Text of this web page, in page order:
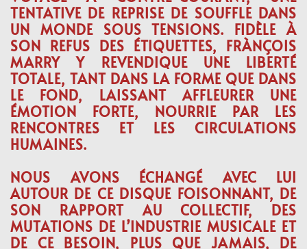
TENTATIVE DE REPRISE DE SOUFFLE DANS
UN MONDE SOUS TENSIONS. FIDÈLE À
SON REFUS DES ÉTIQUETTES, FRÀNÇOIS
MARRY Y REVENDIQUE UNE LIBERTÉ
TOTALE, TANT DANS LA FORME QUE DANS
LE FOND, LAISSANT AFFLEURER UNE
ÉMOTION FORTE, NOURRIE PAR LES
RENCONTRES ET LES CIRCULATIONS
HUMAINES.
NOUS AVONS ÉCHANGÉ AVEC LUI
AUTOUR DE CE DISQUE FOISONNANT, DE
SON RAPPORT AU COLLECTIF, DES
MUTATIONS DE L’INDUSTRIE MUSICALE ET
DE CE BESOIN, PLUS QUE JAMAIS, DE